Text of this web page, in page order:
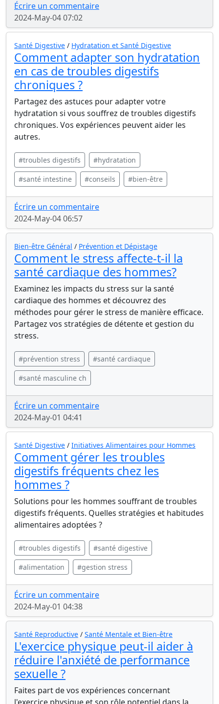
Écrire un commentaire
2024-May-04 07:02
Santé Digestive / Hydratation et Santé Digestive
Comment adapter son hydratation
en cas de troubles digestifs
chroniques ?
Partagez des astuces pour adapter votre
hydratation si vous souffrez de troubles digestifs
chroniques. Vos expériences peuvent aider les
autres.
#troubles digestifs #hydratation
#santé intestine #conseils #bien-être
Écrire un commentaire
2024-May-04 06:57
Bien-être Général / Prévention et Dépistage
Comment le stress affecte-t-il la
santé cardiaque des hommes?
Examinez les impacts du stress sur la santé
cardiaque des hommes et découvrez des
méthodes pour gérer le stress de manière efficace.
Partagez vos stratégies de détente et gestion du
stress.
#prévention stress #santé cardiaque
#santé masculine ch
Écrire un commentaire
2024-May-01 04:41
Santé Digestive / Initiatives Alimentaires pour Hommes
Comment gérer les troubles
digestifs fréquents chez les
hommes ?
Solutions pour les hommes souffrant de troubles
digestifs fréquents. Quelles stratégies et habitudes
alimentaires adoptées ?
#troubles digestifs #santé digestive
#alimentation #gestion stress
Écrire un commentaire
2024-May-01 04:38
Santé Reproductive / Santé Mentale et Bien-être
L'exercice physique peut-il aider à
réduire l'anxiété de performance
sexuelle ?
Faites part de vos expériences concernant